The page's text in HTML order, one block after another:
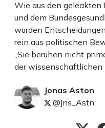
Wie aus den geleakten
und dem
wurden
rein aus politischen
„Sie beruhen nicht
der wissenschaftlichen
Jonas Aston
@Jns_Astn